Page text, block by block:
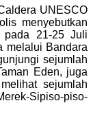
UNESCO
menyebutkan
pada 21-25 Juli
melalui Bandara
sejumlah
Eden, juga
sejumlah
Sipiso-piso-